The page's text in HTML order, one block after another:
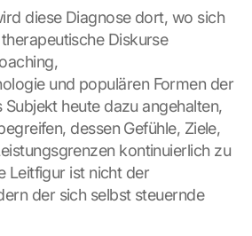
diese Diagnose dort, wo sich
Diskurse
und populären Formen der
heute dazu angehalten,
dessen Gefühle, Ziele,
kontinuierlich zu
Leitfigur ist nicht der
der sich selbst steuernde